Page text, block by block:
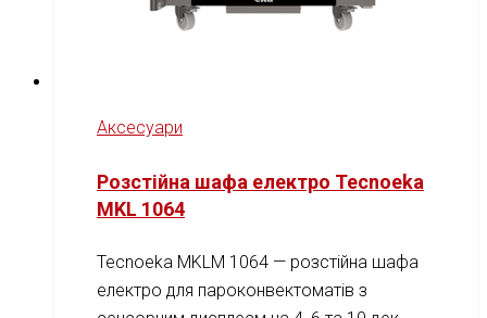
Аксесуари
Розстійна шафа електро Tecnoeka
MKL 1064
Tecnoeka MKLM 1064 — розстійна шафа
електро для пароконвектоматів з